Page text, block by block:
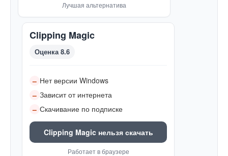
Лучшая альтернатива
Clipping Magic
Оценка 8.6
– Нет версии Windows
– Зависит от интернета
– Скачивание по подписке
Clipping Magic нельзя скачать
Работает в браузере